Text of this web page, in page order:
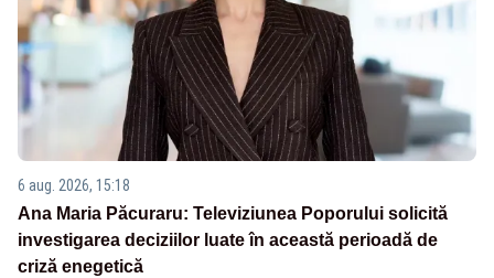
6 aug. 2026, 15:18
Ana Maria Păcuraru: Televiziunea Poporului solicită
investigarea deciziilor luate în această perioadă de
criză enegetică